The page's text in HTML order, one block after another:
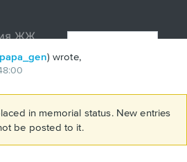
papa_gen) wrote,
in memorial status. New entries
be posted to it.